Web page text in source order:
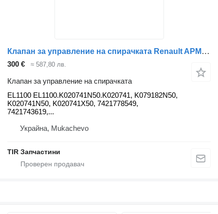
Клапан за управление на спирачката Renault APM .7421788090.7421778549.K020741X50.K079182N50.K020741, EL1100 за камион Renault MAGNUM.PREMIUM
300 € ≈ 587,80 лв.
Клапан за управление на спирачката
EL1100 EL1100.K020741N50.K020741, K079182N50,
K020741N50, K020741X50, 7421778549,
7421743619,...
Украйна, Mukachevo
TIR Запчастини